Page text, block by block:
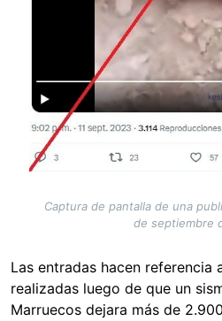
Captura de pantalla de una
de septiembre
Las entradas hacen referencia
realizadas luego de que un
Marruecos dejara más de